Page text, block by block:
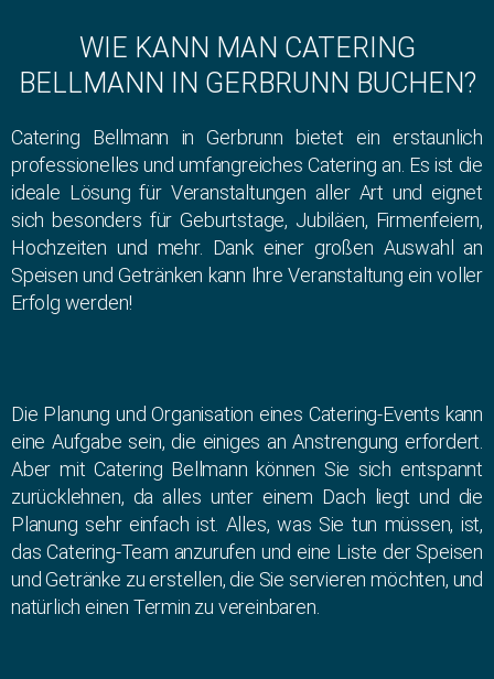
WIE KANN MAN CATERING
BELLMANN IN GERBRUNN BUCHEN?
Catering Bellmann in Gerbrunn bietet ein erstaunlich
professionelles und umfangreiches Catering an. Es ist die
ideale Lösung für Veranstaltungen aller Art und eignet
sich besonders für Geburtstage, Jubiläen, Firmenfeiern,
Hochzeiten und mehr. Dank einer großen Auswahl an
Speisen und Getränken kann Ihre Veranstaltung ein voller
Erfolg werden!
Die Planung und Organisation eines Catering-Events kann
eine Aufgabe sein, die einiges an Anstrengung erfordert.
Aber mit Catering Bellmann können Sie sich entspannt
zurücklehnen, da alles unter einem Dach liegt und die
Planung sehr einfach ist. Alles, was Sie tun müssen, ist,
das Catering-Team anzurufen und eine Liste der Speisen
und Getränke zu erstellen, die Sie servieren möchten, und
natürlich einen Termin zu vereinbaren.